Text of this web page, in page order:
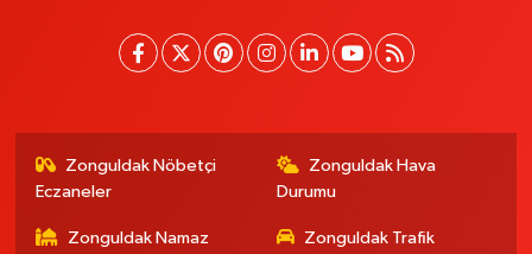
Zonguldak Nöbetçi
Eczaneler
Zonguldak Hava
Durumu
Zonguldak Namaz
Zonguldak Trafik